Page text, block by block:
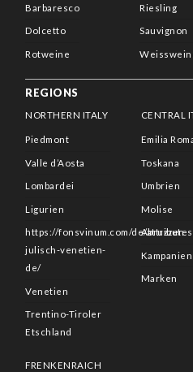
Barbaresco
Dolcetto
Rotweine
Riesling
Sauvignon
REGIONS
NORTHERN ITALY
Piedmont
Valle d’Aosta
Lombardei
Ligurien
https://fonsvinum.com/de/
julisch-venetien-
de/
Venetien
Trentino-Tiroler
Etschland
CENTRAL
Emilia
Toskana
Umbrien
Molise
Abruzzen
Kampanien
Marken
FRENKENRAICH